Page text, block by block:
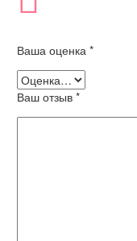
Ваша оценка *
Ваш отзыв *